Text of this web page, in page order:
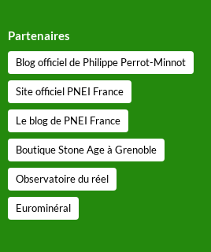
Partenaires
Blog officiel de Philippe Perrot-Minnot
Site officiel PNEI France
Le blog de PNEI France
Boutique Stone Age à Grenoble
Observatoire du réel
Eurominéral